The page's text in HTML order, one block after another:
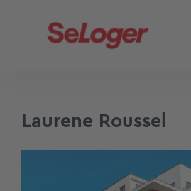
Laurene Roussel